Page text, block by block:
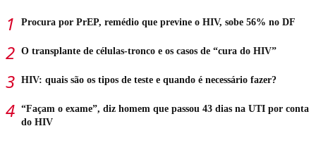
Procura por PrEP, remédio que previne o HIV, sobe 56% no DF
O transplante de células-tronco e os casos de “cura do HIV”
HIV: quais são os tipos de teste e quando é necessário fazer?
“Façam o exame”, diz homem que passou 43 dias na UTI por conta
do HIV